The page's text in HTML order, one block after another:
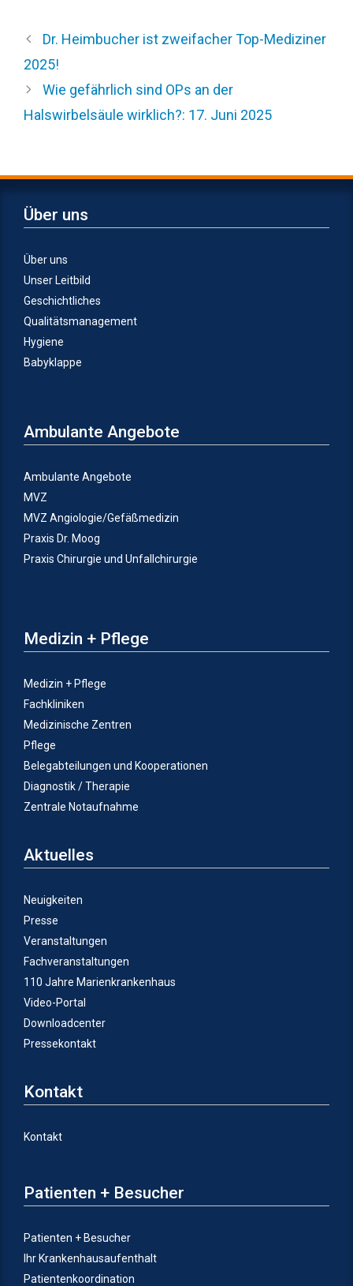
Dr. Heimbucher ist zweifacher Top-Mediziner
2025!
Wie gefährlich sind OPs an der
Halswirbelsäule wirklich?: 17. Juni 2025
Über uns
Über uns
Unser Leitbild
Geschichtliches
Qualitätsmanagement
Hygiene
Babyklappe
Ambulante Angebote
Ambulante Angebote
MVZ
MVZ Angiologie/Gefäßmedizin
Praxis Dr. Moog
Praxis Chirurgie und Unfallchirurgie
Medizin + Pflege
Medizin + Pflege
Fachkliniken
Medizinische Zentren
Pflege
Belegabteilungen und Kooperationen
Diagnostik / Therapie
Zentrale Notaufnahme
Aktuelles
Neuigkeiten
Presse
Veranstaltungen
Fachveranstaltungen
110 Jahre Marienkrankenhaus
Video-Portal
Downloadcenter
Pressekontakt
Kontakt
Kontakt
Patienten + Besucher
Patienten + Besucher
Ihr Krankenhausaufenthalt
Patientenkoordination